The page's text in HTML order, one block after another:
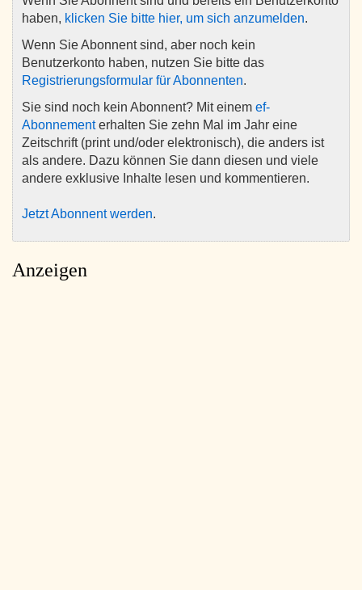
haben, klicken Sie bitte hier, um sich anzumelden.
Wenn Sie Abonnent sind, aber noch kein
Benutzerkonto haben, nutzen Sie bitte das
Registrierungsformular für Abonnenten.
Sie sind noch kein Abonnent? Mit einem ef-
Abonnementerhalten Sie zehn Mal im Jahr eine
Zeitschrift (print und/oder elektronisch), die anders ist
als andere. Dazu können Sie dann diesen und viele
andere exklusive Inhalte lesen und kommentieren.
Jetzt Abonnent werden.
Anzeigen